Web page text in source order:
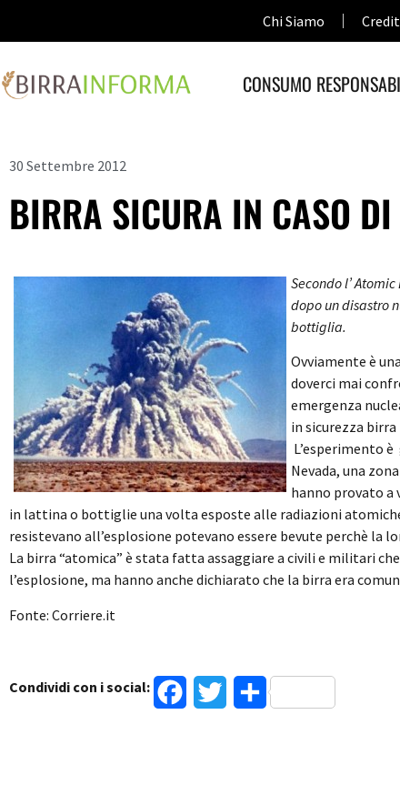
Chi Siamo
CONSUMO
30 Settembre 2012
BIRRA SICURA IN CASO DI
Secondo l’
dopo un disastro
bottiglia.
Ovviamente è
doverci mai
emergenza
in sicurezza
L’esperimento
Nevada, una
hanno provato a
in lattina o bottiglie una volta esposte alle radiazioni
resistevano all’esplosione potevano essere bevute perchè
La birra “atomica” è stata fatta assaggiare a civili e militari
l’esplosione, ma hanno anche dichiarato che la birra era
Fonte: Corriere.it
Condividi con i social: FacebookTwitterCondividi